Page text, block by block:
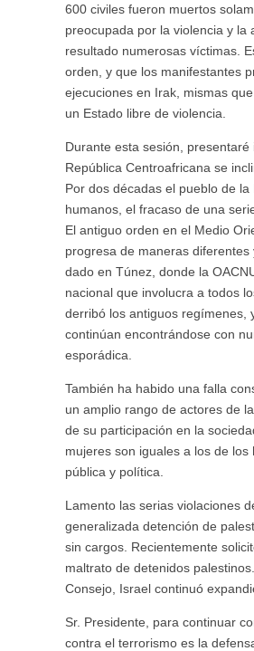
600 civiles fueron muertos
preocupada por la violencia y la
resultado numerosas víctimas.
orden, y que los manifestantes
ejecuciones en Irak, mismas
un Estado libre de violencia.
Durante esta sesión,
República Centroafricana se
Por dos décadas el pueblo de
humanos, el fracaso de una
El antiguo orden en el Medio
progresa de maneras
dado en Túnez, donde la
nacional que involucra a todos
derribó los antiguos regímenes,
continúan encontrándose con
esporádica.
También ha habido una falla
un amplio rango de actores de
de su participación en la
mujeres son iguales a los de
pública y política.
Lamento las serias violaciones
generalizada detención de
sin cargos. Recientemente
maltrato de detenidos
Consejo, Israel continuó
Sr. Presidente, para continuar
contra el terrorismo es la